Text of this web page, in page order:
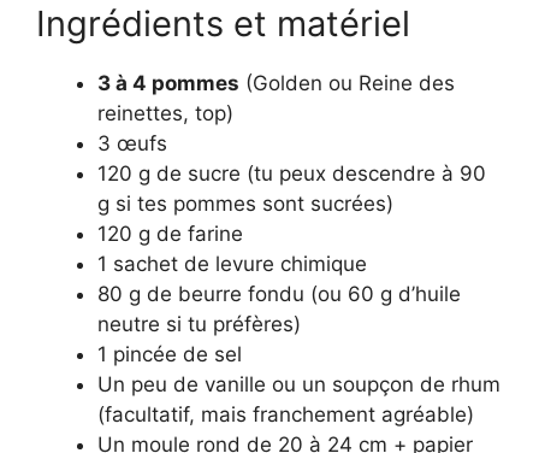
Ingrédients et matériel
3 à 4 pommes (Golden ou Reine des
reinettes, top)
3 œufs
120 g de sucre (tu peux descendre à 90
g si tes pommes sont sucrées)
120 g de farine
1 sachet de levure chimique
80 g de beurre fondu (ou 60 g d’huile
neutre si tu préfères)
1 pincée de sel
Un peu de vanille ou un soupçon de rhum
(facultatif, mais franchement agréable)
Un moule rond de 20 à 24 cm + papier